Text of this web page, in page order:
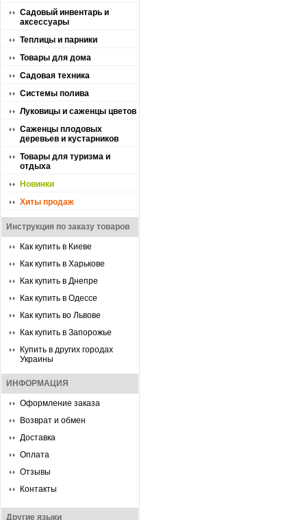
Садовый инвентарь и
аксессуары
Теплицы и парники
Товары для дома
Садовая техника
Системы полива
Луковицы и саженцы цветов
Саженцы плодовых
деревьев и кустарников
Товары для туризма и
отдыха
Новинки
Хиты продаж
Инструкция по заказу товаров
Как купить в Киеве
Как купить в Харькове
Как купить в Днепре
Как купить в Одессе
Как купить во Львове
Как купить в Запорожье
Купить в других городах
Украины
ИНФОРМАЦИЯ
Оформление заказа
Возврат и обмен
Доставка
Оплата
Отзывы
Контакты
Другие языки